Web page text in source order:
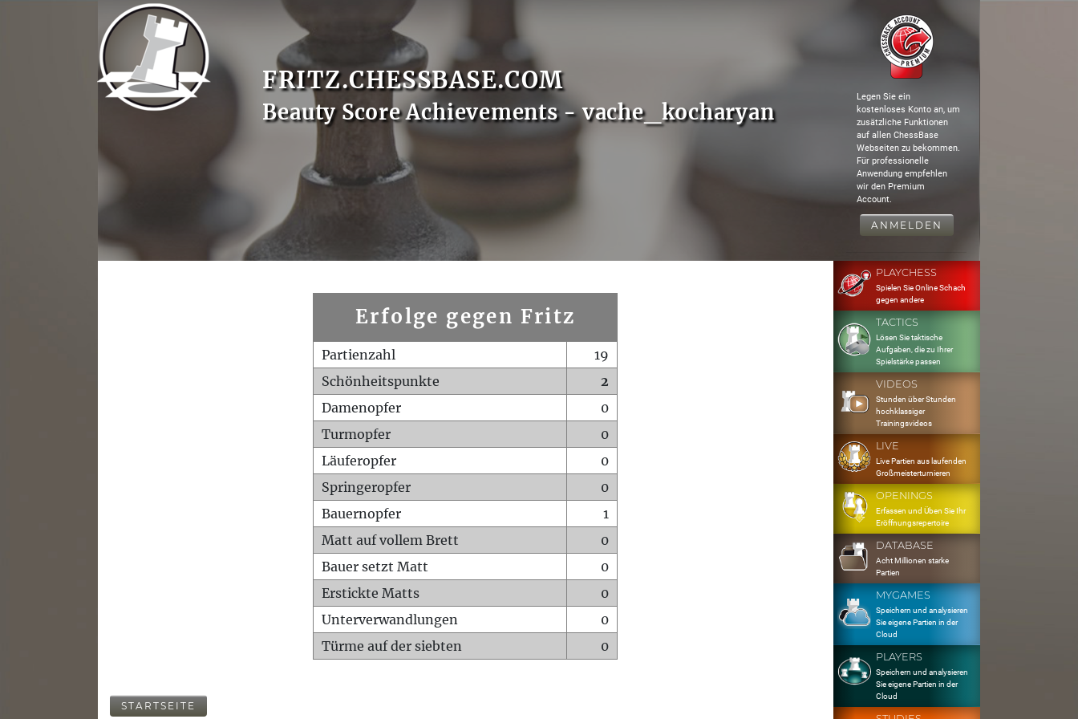
FRITZ.CHESSBASE.COM
Beauty Score Achievements - vache_kocharyan
Legen Sie ein
kostenloses Konto an, um
zusätzliche Funktionen
auf allen ChessBase
Webseiten zu bekommen.
Für professionelle
Anwendung empfehlen
wir den Premium
Account.
ANMELDEN
Erfolge gegen Fritz
Partienzahl
19
Schönheitspunkte
2
Damenopfer
0
Turmopfer
0
Läuferopfer
0
Springeropfer
0
Bauernopfer
1
Matt auf vollem Brett
0
Bauer setzt Matt
0
Erstickte Matts
0
Unterverwandlungen
0
Türme auf der siebten
0
STARTSEITE
PLAYCHESS
Spielen Sie Online Schach
gegen andere
TACTICS
Lösen Sie taktische
Aufgaben, die zu Ihrer
Spielstärke passen
VIDEOS
Stunden über Stunden
hochklassiger
Trainingsvideos
LIVE
Live Partien aus laufenden
Großmeisterturnieren
OPENINGS
Erfassen und Üben Sie Ihr
Eröffnungsrepertoire
DATABASE
Acht Millionen starke
Partien
MYGAMES
Speichern und analysieren
Sie eigene Partien in der
Cloud
PLAYERS
Speichern und analysieren
Sie eigene Partien in der
Cloud